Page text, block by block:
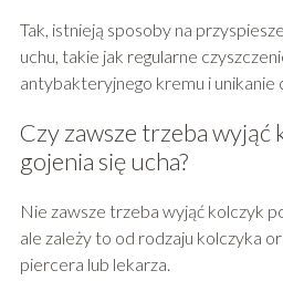
Tak, istnieją sposoby na
uchu, takie jak regularne
antybakteryjnego kremu i unikanie
Czy zawsze trzeba wyjąć
gojenia się ucha?
Nie zawsze trzeba wyjąć kolczyk
ale zależy to od rodzaju kolczyka
piercera lub lekarza.